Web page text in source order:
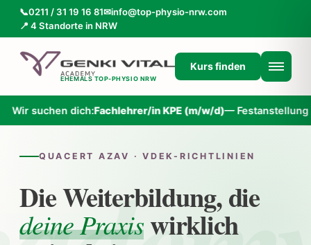
📞0211 / 31 19 16 81✉info@top-physio-nrw.com
📍 4 Standorte in NRW
EHEMALSTOP-PHYSIO NRW
Kurs finden
Fachlehrer/in KPE (m/w/d)— Festanstellung oder
QUACERT AZAV · VDEK-RICHTLINIEN
Die Weiterbildung, die
deine Praxiswirklich